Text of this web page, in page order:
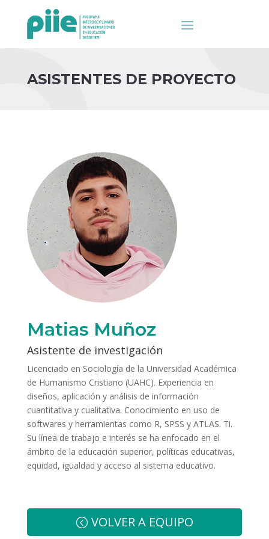
ASISTENTES DE PROYECTO
Matias Muñoz
Asistente de investigación
Licenciado en Sociología de la Universidad Académica
de Humanismo Cristiano (UAHC). Experiencia en
diseños, aplicación y análisis de información
cuantitativa y cualitativa. Conocimiento en uso de
softwares y herramientas como R, SPSS y ATLAS. Ti.
Su línea de trabajo e interés se ha enfocado en el
ámbito de la educación superior, políticas educativas,
equidad, igualdad y acceso al sistema educativo.
VOLVER A EQUIPO